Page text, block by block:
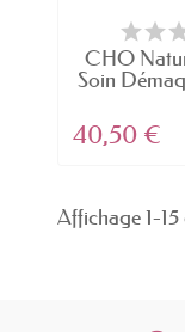
CHO
Soin
40,50 €
Affichage 1-